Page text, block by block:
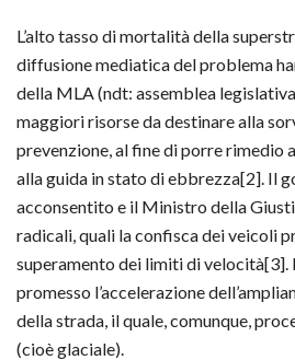
L’alto tasso di mortalità della
diffusione mediatica del problema
della MLA (ndt: assemblea
maggiori risorse da destinare alla
prevenzione, al fine di porre rimedio
alla guida in stato di ebbrezza[2]. Il
acconsentito e il Ministro della
radicali, quali la confisca dei veicoli
superamento dei limiti di velocità[3].
promesso l’accelerazione
della strada, il quale, comunque,
(cioè glaciale).